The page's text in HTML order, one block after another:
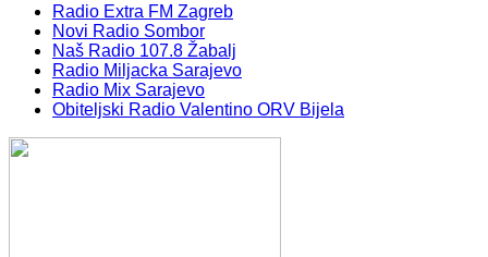
Radio Extra FM Zagreb
Novi Radio Sombor
Naš Radio 107.8 Žabalj
Radio Miljacka Sarajevo
Radio Mix Sarajevo
Obiteljski Radio Valentino ORV Bijela